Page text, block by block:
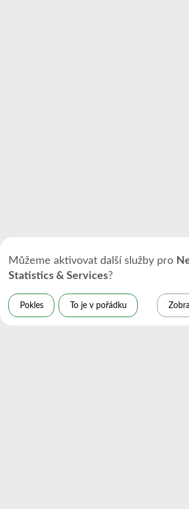
Můžeme aktivovat další služby pro
Statistics & Services?
Pokles To je v pořádku